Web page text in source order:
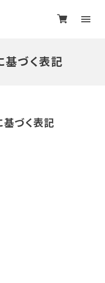
づく表記
づく表記